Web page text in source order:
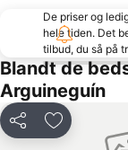
Intercambiador de
Klitterne i
Parque de San
Arinaga
Orquídea Club Spa
Estación de Guaguas
De priser og
hele tiden. Det
tilbud, du så på
Blandt de
Arguineguín
Del Føj til